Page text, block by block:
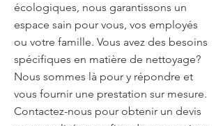
écologiques, nous garantissons un
espace sain pour vous, vos employés
ou votre famille. Vous avez des besoins
spécifiques en matière de nettoyage?
Nous sommes là pour y répondre et
vous fournir une prestation sur mesure.
Contactez-nous pour obtenir un devis